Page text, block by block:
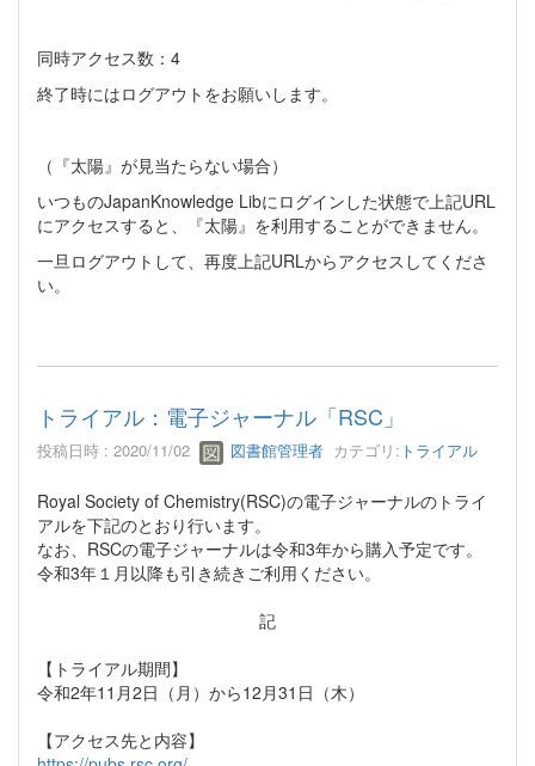
同時アクセス数：4
終了時にはログアウトをお願いします。
（『太陽』が見当たらない場合）
いつものJapanKnowledge Libにログインした状態で上記URL
にアクセスすると、『太陽』を利用することができません。
一旦ログアウトして、再度上記URLからアクセスしてくださ
い。
トライアル：電子ジャーナル「RSC」
投稿日時 : 2020/11/02 図書館管理者 カテゴリ: トライアル
Royal Society of Chemistry(RSC)の電子ジャーナルのトライ
アルを下記のとおり行います。
なお、RSCの電子ジャーナルは令和3年から購入予定です。
令和3年１月以降も引き続きご利用ください。
記
【トライアル期間】
令和2年11月2日（月）から12月31日（木）
【アクセス先と内容】